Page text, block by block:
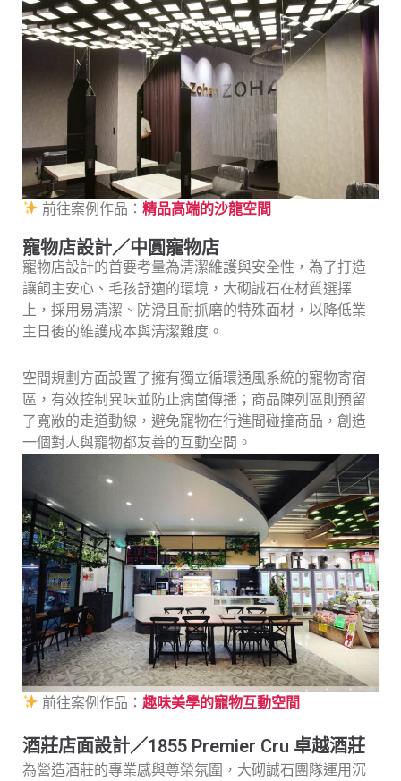
前往案例作品：精品高端的沙龍空間
寵物店設計／中圓寵物店
寵物店設計的首要考量為清潔維護與安全性，為了打造
讓飼主安心、毛孩舒適的環境，大砌誠石在材質選擇
上，採用易清潔、防滑且耐抓磨的特殊面材，以降低業
主日後的維護成本與清潔難度。
空間規劃方面設置了擁有獨立循環通風系統的寵物寄宿
區，有效控制異味並防止病菌傳播；商品陳列區則預留
了寬敞的走道動線，避免寵物在行進間碰撞商品，創造
一個對人與寵物都友善的互動空間。
前往案例作品：趣味美學的寵物互動空間
酒莊店面設計／1855 Premier Cru 卓越酒莊
為營造酒莊的專業感與尊榮氛圍，大砌誠石團隊運用沉